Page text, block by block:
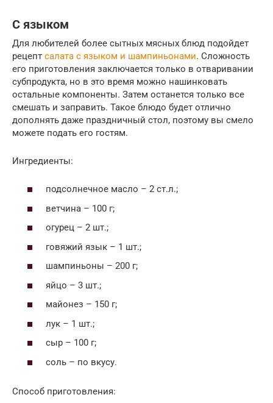
С языком
Для любителей более сытных мясных блюд подойдет
рецепт салата с языком и шампиньонами. Сложность
его приготовления заключается только в отваривании
субпродукта, но в это время можно нашинковать
остальные компоненты. Затем останется только все
смешать и заправить. Такое блюдо будет отлично
дополнять даже праздничный стол, поэтому вы смело
можете подать его гостям.
Ингредиенты:
подсолнечное масло – 2 ст.л.;
ветчина – 100 г;
огурец – 2 шт.;
говяжий язык – 1 шт.;
шампиньоны – 200 г;
яйцо – 3 шт.;
майонез – 150 г;
лук – 1 шт.;
сыр – 100 г;
соль – по вкусу.
Способ приготовления: